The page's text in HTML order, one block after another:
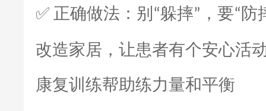
✅ 正确做法：别 “躲摔” ，要“ 防
改造家居，让患者有个安心活
康复训练帮助练力量和平衡